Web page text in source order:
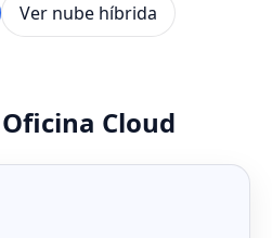
Ver nube híbrida
Cloud